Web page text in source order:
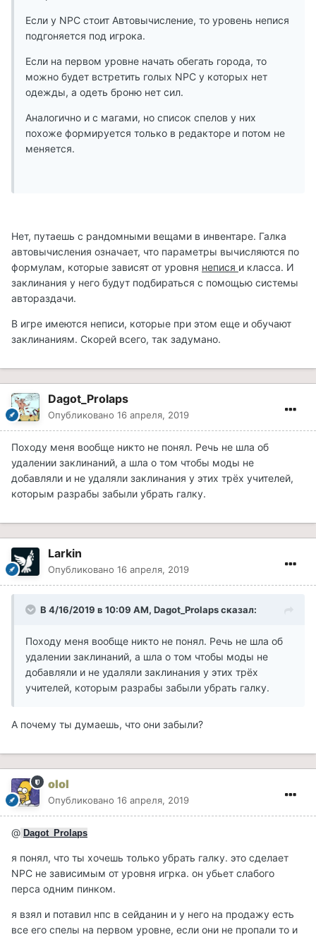
Если у NPC стоит Автовычисление, то уровень непися
подгоняется под игрока.
Если на первом уровне начать обегать города, то
можно будет встретить голых NPC у которых нет
одежды, а одеть броню нет сил.
Аналогично и с магами, но список спелов у них
похоже формируется только в редакторе и потом не
меняется.
Нет, путаешь с рандомными вещами в инвентаре. Галка
автовычисления означает, что параметры вычисляются по
формулам, которые зависят от уровня непися и класса. И
заклинания у него будут подбираться с помощью системы
автораздачи.
В игре имеются неписи, которые при этом еще и обучают
заклинаниям. Скорей всего, так задумано.
Dagot_Prolaps
Опубликовано 16 апреля, 2019
Походу меня вообще никто не понял. Речь не шла об
удалении заклинаний, а шла о том чтобы моды не
добавляли и не удаляли заклинания у этих трёх учителей,
которым разрабы забыли убрать галку.
Larkin
Опубликовано 16 апреля, 2019
В 4/16/2019 в 10:09 AM, Dagot_Prolaps сказал:
Походу меня вообще никто не понял. Речь не шла об
удалении заклинаний, а шла о том чтобы моды не
добавляли и не удаляли заклинания у этих трёх
учителей, которым разрабы забыли убрать галку.
А почему ты думаешь, что они забыли?
olol
Опубликовано 16 апреля, 2019
@ Dagot_Prolaps
я понял, что ты хочешь только убрать галку. это сделает
NPC не зависимым от уровня игрка. он убьет слабого
перса одним пинком.
я взял и потавил нпс в сейданин и у него на продажу есть
все его спелы на первом уровне, если они не пропали то и